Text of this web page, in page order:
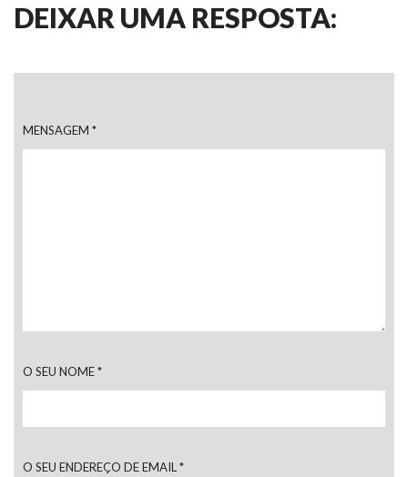
DEIXAR UMA RESPOSTA:
MENSAGEM *
O SEU NOME*
O SEU ENDEREÇO DE EMAIL *